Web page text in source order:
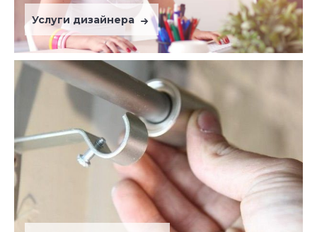
Услуги дизайнера